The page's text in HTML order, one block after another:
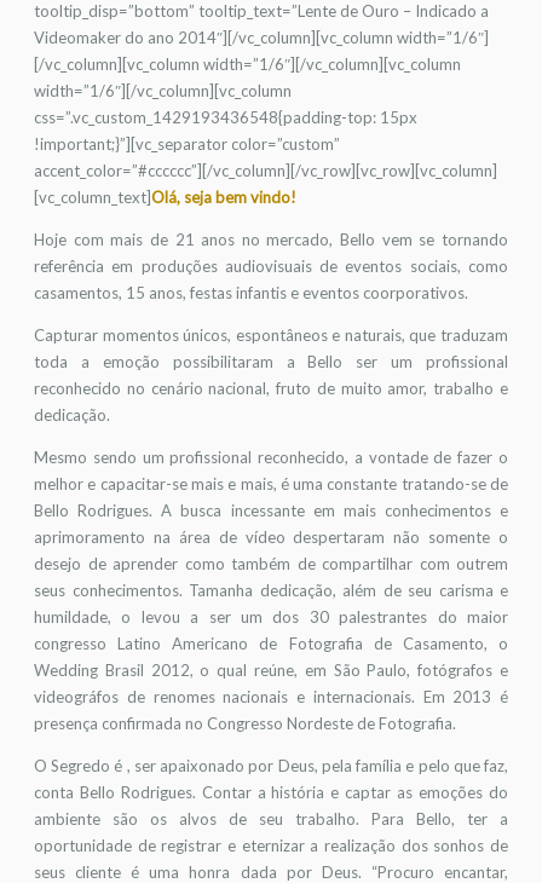
tooltip_disp=”bottom” tooltip_text=”Lente de Ouro – Indicado a
Videomaker do ano 2014″][/vc_column][vc_column width=”1/6″]
[/vc_column][vc_column width=”1/6″][/vc_column][vc_column
width=”1/6″][/vc_column][vc_column
css=”.vc_custom_1429193436548{padding-top: 15px
!important;}”][vc_separator color=”custom”
accent_color=”#cccccc”][/vc_column][/vc_row][vc_row][vc_column]
[vc_column_text]Olá, seja bem vindo!
Hoje com mais de 21 anos no mercado, Bello vem se tornando
referência em produções audiovisuais de eventos sociais, como
casamentos, 15 anos, festas infantis e eventos coorporativos.
Capturar momentos únicos, espontâneos e naturais, que traduzam
toda a emoção possibilitaram a Bello ser um profissional
reconhecido no cenário nacional, fruto de muito amor, trabalho e
dedicação.
Mesmo sendo um profissional reconhecido, a vontade de fazer o
melhor e capacitar-se mais e mais, é uma constante tratando-se de
Bello Rodrigues. A busca incessante em mais conhecimentos e
aprimoramento na área de vídeo despertaram não somente o
desejo de aprender como também de compartilhar com outrem
seus conhecimentos. Tamanha dedicação, além de seu carisma e
humildade, o levou a ser um dos 30 palestrantes do maior
congresso Latino Americano de Fotografia de Casamento, o
Wedding Brasil 2012, o qual reúne, em São Paulo, fotógrafos e
videográfos de renomes nacionais e internacionais. Em 2013 é
presença confirmada no Congresso Nordeste de Fotografia.
O Segredo é , ser apaixonado por Deus, pela família e pelo que faz,
conta Bello Rodrigues. Contar a história e captar as emoções do
ambiente são os alvos de seu trabalho. Para Bello, ter a
oportunidade de registrar e eternizar a realização dos sonhos de
seus cliente é uma honra dada por Deus. “Procuro encantar,